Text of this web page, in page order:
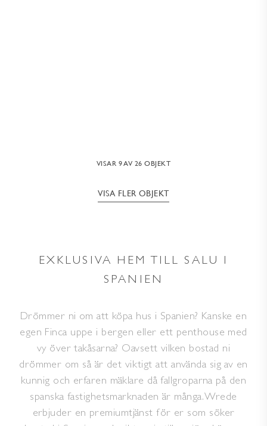
VISAR 9 AV 26 OBJEKT
VISA FLER OBJEKT
EXKLUSIVA HEM TILL SALU I
SPANIEN
Drömmer ni om att köpa hus i Spanien? Kanske en
egen Finca uppe i bergen eller ett penthouse med
vy över takåsarna? Oavsett vilken bostad ni
drömmer om så är det viktigt att använda sig av en
kunnig och erfaren mäklare då fallgroparna på den
spanska fastighetsmarknaden är många. Wrede
erbjuder en premiumtjänst för er som söker